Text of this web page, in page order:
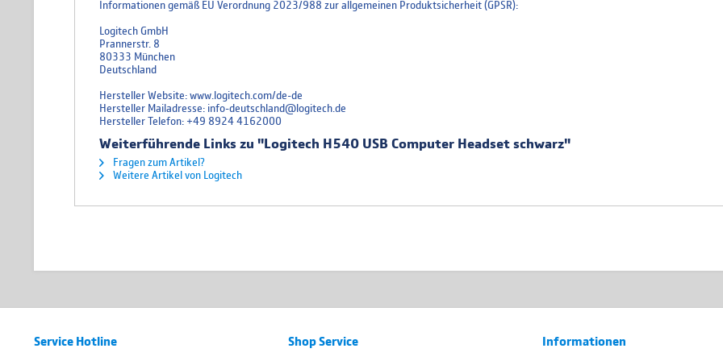
Informationen gemäß EU Verordnung 2023/988 zur allgemeinen Produktsicherheit (GPSR):
Logitech GmbH
Prannerstr. 8
80333 München
Deutschland
Hersteller Website: www.logitech.com/de-de
Hersteller Mailadresse: info-deutschland@logitech.de
Hersteller Telefon: +49 8924 4162000
Weiterführende Links zu "Logitech H540 USB Computer Headset schwarz"
Fragen zum Artikel?
Weitere Artikel von Logitech
Service Hotline Shop Service Informationen